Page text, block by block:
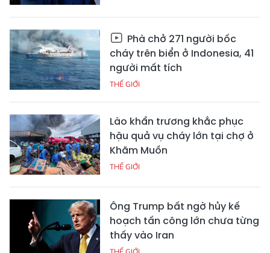
Phà chở 271 người bốc
cháy trên biển ở Indonesia, 41
người mất tích
THẾ GIỚI
Lào khẩn trương khắc phục
hậu quả vụ cháy lớn tại chợ ở
Khăm Muồn
THẾ GIỚI
Ông Trump bất ngờ hủy kế
hoạch tấn công lớn chưa từng
thấy vào Iran